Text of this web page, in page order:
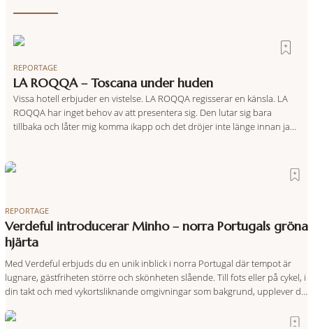
REPORTAGE
LA ROQQA – Toscana under huden
Vissa hotell erbjuder en vistelse. LA ROQQA regisserar en känsla. LA
ROQQA har inget behov av att presentera sig. Den lutar sig bara
tillbaka och låter mig komma ikapp och det dröjer inte länge innan jag
REPORTAGE
Verdeful introducerar Minho – norra Portugals gröna
hjärta
Med Verdeful erbjuds du en unik inblick i norra Portugal där tempot är
lugnare, gästfriheten större och skönheten slående. Till fots eller på cykel, i
din takt och med vykortsliknande omgivningar som bakgrund, upplever du
och sagolika landskap – detta är slow travel när det